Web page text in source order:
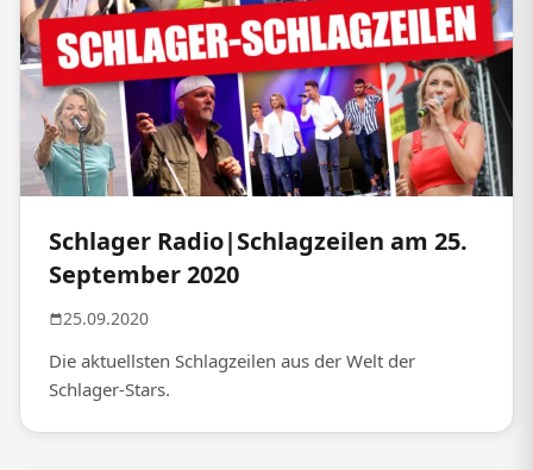
Schlager Radio|Schlagzeilen am 25.
September 2020
25.09.2020
Die aktuellsten Schlagzeilen aus der Welt der
Schlager-Stars.